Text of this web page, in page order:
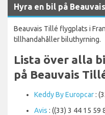
Hyra en bil på
Beauvais Tillé flygplats i
tillhandahåller biluthyrning.
Lista över alla
på Beauvais
Keddy By Europcar:
Avis : ((33) 3 44 15 59